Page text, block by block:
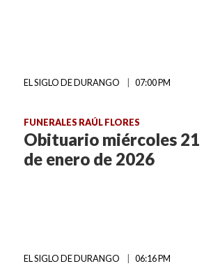
EL SIGLO DE DURANGO 07:00 PM
FUNERALES RAÚL FLORES
Obituario miércoles 21
de enero de 2026
EL SIGLO DE DURANGO 06:16 PM